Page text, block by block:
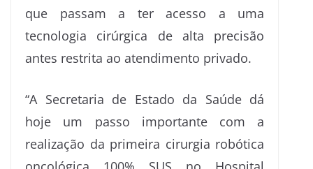
que passam a ter acesso a uma
tecnologia cirúrgica de alta precisão
antes restrita ao atendimento privado.
“A Secretaria de Estado da Saúde dá
hoje um passo importante com a
realização da primeira cirurgia robótica